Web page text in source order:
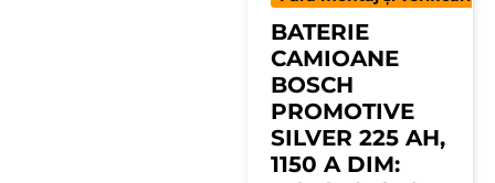
BATERIE
CAMIOANE
BOSCH
PROMOTIVE
SILVER 225 AH,
1150 A DIM: